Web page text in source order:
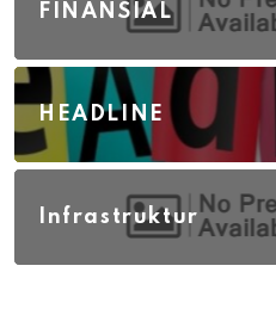
FINANSIAL
HEADLINE
Infrastruktur